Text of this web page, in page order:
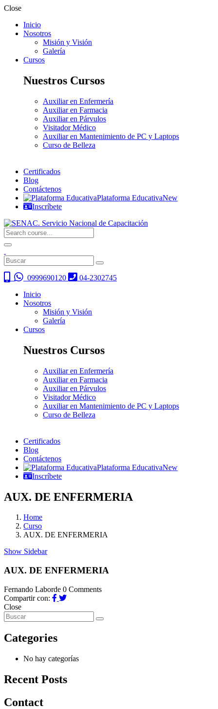
Close
Inicio
Nosotros
Misión y Visión
Galería
Cursos
Nuestros Cursos
Auxiliar en Enfermería
Auxiliar en Farmacia
Auxiliar en Párvulos
Visitador Médico
Auxiliar en Mantenimiento de PC y Laptops
Curso de Belleza
Certificados
Blog
Contáctenos
Plataforma EducativaNew
Inscríbete
0999690120
04-2302745
Inicio
Nosotros
Misión y Visión
Galería
Cursos
Nuestros Cursos
Auxiliar en Enfermería
Auxiliar en Farmacia
Auxiliar en Párvulos
Visitador Médico
Auxiliar en Mantenimiento de PC y Laptops
Curso de Belleza
Certificados
Blog
Contáctenos
Plataforma EducativaNew
Inscríbete
AUX. DE ENFERMERIA
Home
Curso
AUX. DE ENFERMERIA
Show Sidebar
AUX. DE ENFERMERIA
Fernando Laborde 0 Comments
Compartir con:
Close
Categories
No hay categorías
Recent Posts
Contact